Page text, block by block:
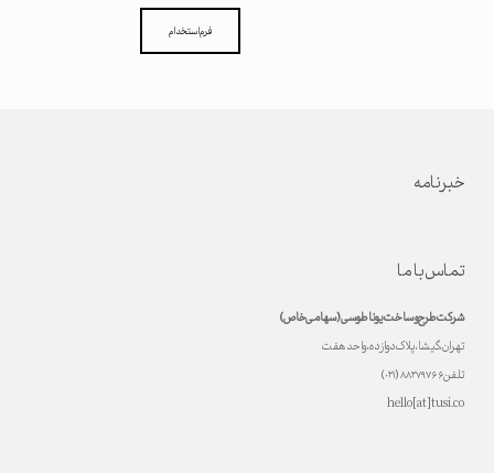
فرم استخدام
خبرنامه
تماس با ما
شرکت طرح و ساخت یونا طوسی (سهامی خاص)
تهران، گیشا، پلاک دوازده، واحد هفت
تلفن ۸۸۲۷۹۷۶۶ (۰۲۱)
hello[at]tusi.co